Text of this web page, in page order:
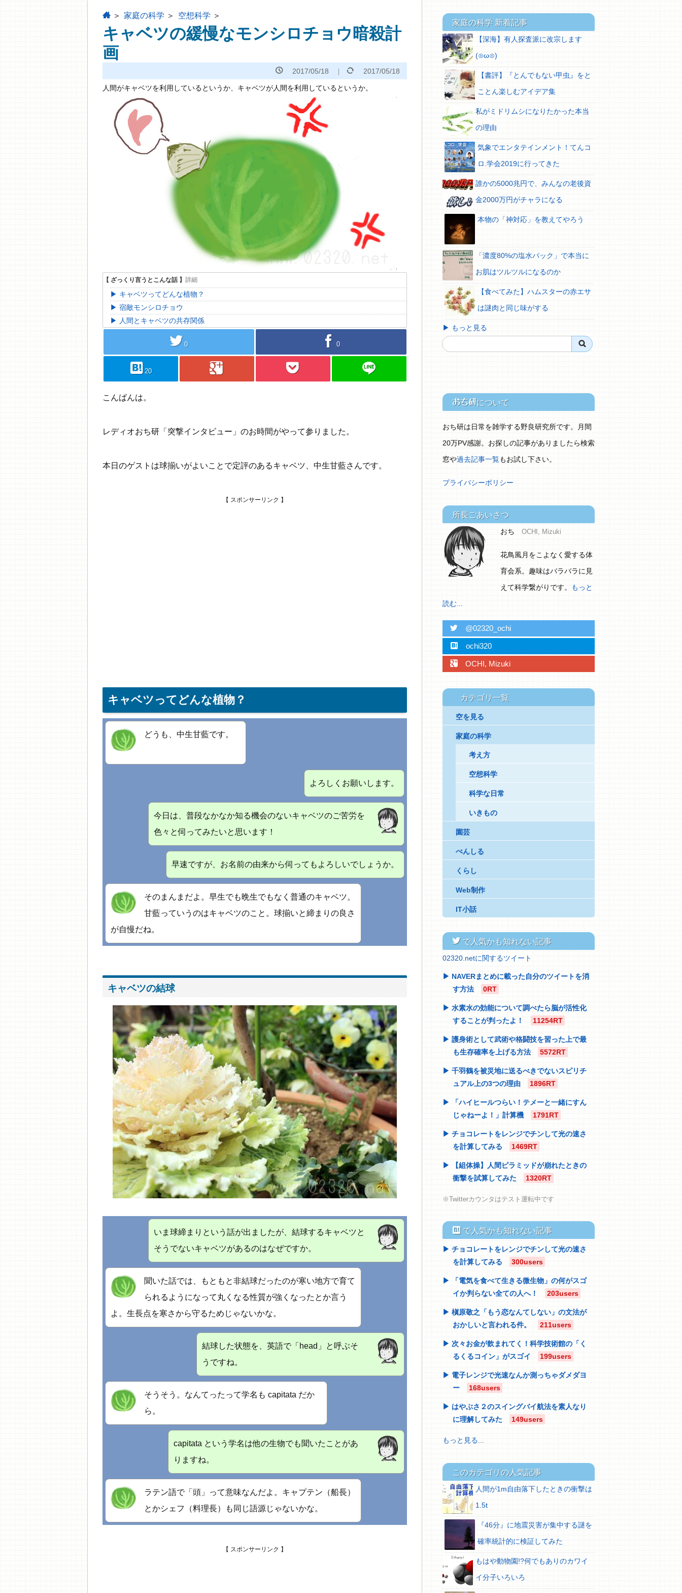
home 家庭の科学 空想科学
キャベツの緩慢なモンシロチョウ暗殺計
画
2017/05/18 2017/05/18
人間がキャベツを利用しているというか、キャベツが人間を利用しているというか。
キャベツってどんな植物？
宿敵モンシロチョウ
人間とキャベツの共存関係
twitter 0 facebook 0
hatebu 20 googleplus pocket line
こんばんは。
レディオおち研「突撃インタビュー」のお時間がやって参りました。
本日のゲストは球揃いがよいことで定評のあるキャベツ、中生甘藍さんです。
キャベツってどんな植物？
どうも、中生甘藍です。
よろしくお願いします。
今日は、普段なかなか知る機会のないキャベツのご苦労を
色々と伺ってみたいと思います！
早速ですが、お名前の由来から伺ってもよろしいでしょうか。
そのまんまだよ。早生でも晩生でもなく普通のキャベツ。
甘藍っていうのはキャベツのこと。球揃いと締まりの良さ
が自慢だね。
キャベツの結球
いま球締まりという話が出ましたが、結球するキャベツと
そうでないキャベツがあるのはなぜですか。
聞いた話では、もともと非結球だったのが寒い地方で育て
られるようになって丸くなる性質が強くなったとか言う
よ。生長点を寒さから守るためじゃないかな。
結球した状態を、英語で「head」と呼ぶそ
うですね。
そうそう。なんてったって学名も capitata だか
ら。
capitata という学名は他の生物でも聞いたことがあ
りますね。
ラテン語で「頭」って意味なんだよ。キャプテン（船長）
とかシェフ（料理長）も同じ語源じゃないかな。
家庭の科学 新着記事
【深海】有人探査派に改宗します
(⊙ω⊙)
【書評】『とんでもない甲虫』をと
ことん楽しむアイデア集
私がミドリムシになりたかった本当
の理由
気象でエンタテインメント！てんコ
ロ.学会2019に行ってきた
誰かの5000兆円で、みんなの老後資
金2000万円がチャラになる
本物の「神対応」を教えてやろう
「濃度80%の塩水パック」で本当に
お肌はツルツルになるのか
【食べてみた】ハムスターの赤エサ
は謎肉と同じ味がする
▶ もっと見る
おち研について
おち研は日常を雑学する野良研究所です。月間
20万PV感謝。お探しの記事がありましたら検索
窓や過去記事一覧もお試し下さい。
プライバシーポリシー
所長ごあいさつ
おち OCHI, Mizuki
花鳥風月をこよなく愛する体
育会系。趣味はバラバラに見
えて科学繋がりです。
もっと
読む...
twitter @02320_ochi
hatebu ochi320
googleplus OCHI, Mizuki
カテゴリ一覧
空を見る
家庭の科学
考え方
空想科学
科学な日常
いきもの
園芸
ぺんしる
くらし
Web制作
IT小話
twitterで人気かも知れない記事
02320.netに関するツイート
NAVERまとめに載った自分のツイートを消
す方法
0RT
水素水の効能について調べたら脳が活性化
することが判ったよ！
11254RT
護身術として武術や格闘技を習った上で最
も生存確率を上げる方法
5572RT
千羽鶴を被災地に送るべきでないスピリチ
ュアル上の3つの理由
1896RT
「ハイヒールつらい！テメーと一緒にすん
じゃねーよ！」計算機
1791RT
チョコレートをレンジでチンして光の速さ
を計算してみる
1469RT
【組体操】人間ピラミッドが崩れたときの
衝撃を試算してみた
1320RT
※Twitterカウンタはテスト運転中です
hatebu で人気かも知れない記事
チョコレートをレンジでチンして光の速さ
を計算してみる
300users
「電気を食べて生きる微生物」の何がスゴ
イか判らない全ての人へ！
203users
槇原敬之「もう恋なんてしない」の文法が
おかしいと言われる件。
211users
次々お金が飲まれてく！科学技術館の「く
るくるコイン」がスゴイ
199users
電子レンジで光速なんか測っちゃダメダヨ
ー
168users
はやぶさ２のスイングバイ航法を素人なり
に理解してみた
149users
もっと見る...
このカテゴリの人気記事
人間が1m自由落下したときの衝撃は
1.5t
『46分』に地震災害が集中する謎を
確率統計的に検証してみた
もはや動物園!?何でもありのカワイ
イ分子いろいろ